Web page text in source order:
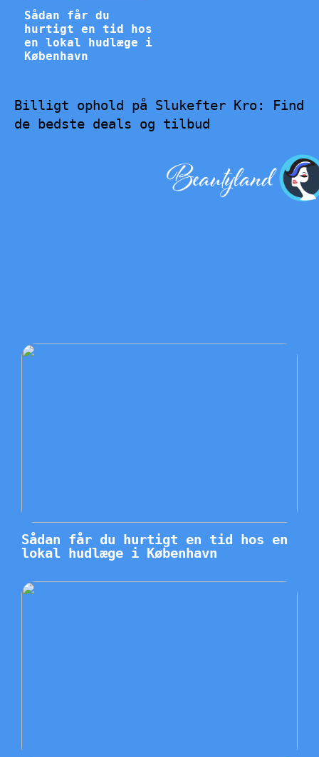
Sådan får du
hurtigt en tid hos
en lokal hudlæge i
København
Billigt ophold på Slukefter Kro: Find
de bedste deals og tilbud
Sådan får du hurtigt en tid hos en
lokal hudlæge i København